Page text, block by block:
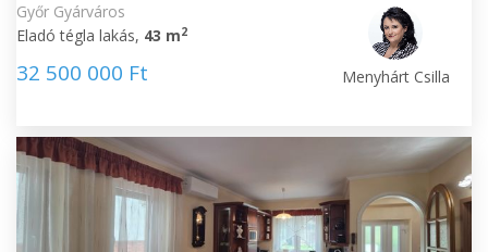
Győr Gyárváros
Eladó tégla lakás, 43 m2
32 500 000 Ft Menyhárt Csilla